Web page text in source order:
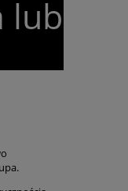
lub